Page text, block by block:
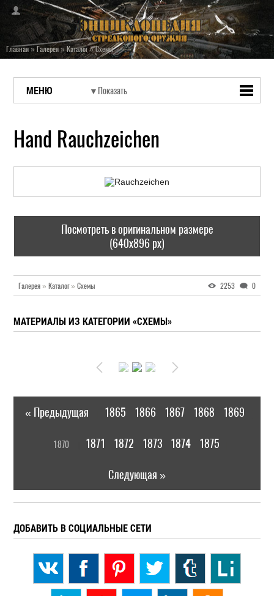
Главная»Галерея»Каталог»Схемы
МЕНЮ
Hand Rauchzeichen
Посмотреть в оригинальном размере
(640x896 px)
Галерея » Каталог» Схемы 2253 0
МАТЕРИАЛЫ ИЗ КАТЕГОРИИ «СХЕМЫ»
« Предыдущая 1865 1866 1867 1868 1869
1870 1871 1872 1873 1874 1875
Следующая »
ДОБАВИТЬ В СОЦИАЛЬНЫЕ СЕТИ